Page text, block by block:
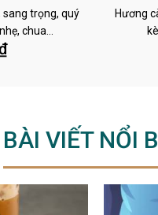
sang trọng, quý
chua…
Hương
BÀI VIẾT NỔI